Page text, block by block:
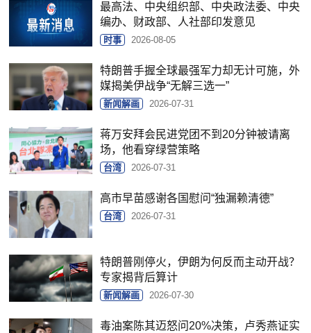
最高法、中央组织部、中央政法委、中央
编办、财政部、人社部印发意见
时事 2026-08-05
特朗普手握全球最强军力却无计可施，外
媒揭美伊战争“无解三选一”
新闻解画 2026-07-31
蒋万安拜会民进党团不到20分钟被请离
场，他看穿绿营策略
台湾 2026-07-31
高市早苗感谢各国慰问“独漏赖清德”
台湾 2026-07-31
特朗普刚停火，伊朗为何反而主动开战？
专家揭背后算计
新闻解画 2026-07-30
毒油案陈其迈怒问20%决策，卢秀燕证实